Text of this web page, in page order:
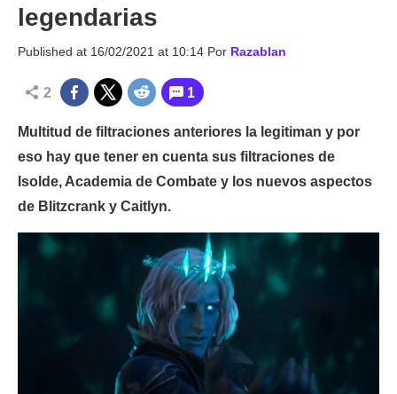
legendarias
Published at 16/02/2021 at 10:14 Por Razablan
2 1
Multitud de filtraciones anteriores la legitiman y por
eso hay que tener en cuenta sus filtraciones de
Isolde, Academia de Combate y los nuevos aspectos
de Blitzcrank y Caitlyn.